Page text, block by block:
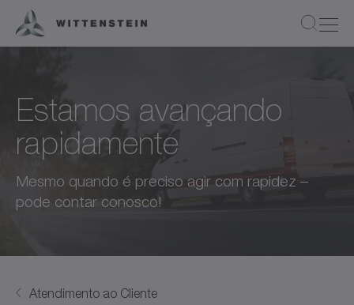
Estamos avançando
rapidamente
Mesmo quando é preciso agir com rapidez –
pode contar conosco!
Atendimento ao Cliente